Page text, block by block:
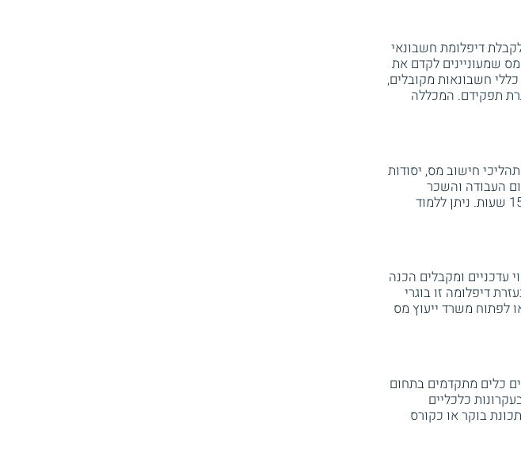
דיפלומת חשבונאי
שמעוניינים לקדם את
חשבונאות מקובלים,
תפקידם. המכללה
חישוב מס, יסודות
העבודה והשכר
ולומדים גם על היבטים בביטוח לאומי, פרישה ופנסיה. בקורס נכללות כ - 150 שעות. ניתן ללמוד
עדכניים ומקבלים הכנה
דיפלומה זו בוגרי
לפתוח משרד ייעוץ מס
כלים מתקדמים בתחום
כלכליים
בוקר או כקורס